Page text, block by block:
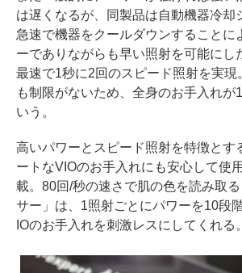
は遅くなるが、同製品は自動機器冷却
急速で機器をクールダウンすることに
ーでありながらも早い照射を可能にし
最速で1秒に2回のスピード照射を実現
も制限がないため、全身のお手入れが
いう。
高いパワーとスピード照射を特徴とす
ートなVIOのお手入れにも安心して使
載。80回/秒の速さで肌の色を読み取
サー」は、1照射ごとにパワーを10段
IOのお手入れを刺激レスにしてくれる。